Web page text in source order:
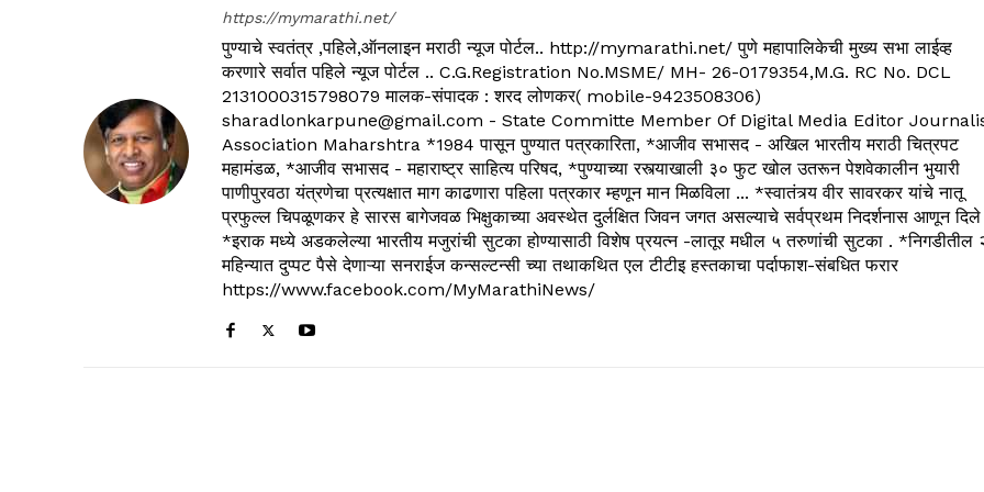
https://mymarathi.net/
पुण्याचे स्वतंत्र ,पहिले,ऑनलाइन मराठी न्यूज पोर्टल.. http://mymarathi.net/ पुणे महापालिकेची मुख्य सभा लाईव्ह
करणारे सर्वात पहिले न्यूज पोर्टल .. C.G.Registration No.MSME/ MH- 26-0179354,M.G. RC No. DCL
2131000315798079 मालक-संपादक : शरद लोणकर( mobile-9423508306)
sharadlonkarpune@gmail.com - State Committe Member Of Digital Media Editor
Association Maharshtra *1984 पासून पुण्यात पत्रकारिता, *आजीव सभासद - अखिल भारतीय मराठी चित्रपट
महामंडळ, *आजीव सभासद - महाराष्ट्र साहित्य परिषद, *पुण्याच्या रस्त्याखाली ३० फुट खोल उतरून पेशवेकालीन भुयारी
पाणीपुरवठा यंत्रणेचा प्रत्यक्षात माग काढणारा पहिला पत्रकार म्हणून मान मिळविला ... *स्वातंत्र्य वीर सावरकर यांचे नातू
प्रफुल्ल चिपळूणकर हे सारस बागेजवळ भिक्षुकाच्या अवस्थेत दुर्लक्षित जिवन जगत असल्याचे सर्वप्रथम निदर्शनास आणून दिले
*इराक मध्ये अडकलेल्या भारतीय मजुरांची सुटका होण्यासाठी विशेष प्रयत्न -लातूर मधील ५ तरुणांची सुटका . *निगडीतील
महिन्यात दुप्पट पैसे देणाऱ्या सनराईज कन्सल्टन्सी च्या तथाकथित एल टीटीइ हस्तकाचा पर्दाफाश-संबधित फरार
https://www.facebook.com/MyMarathiNews/